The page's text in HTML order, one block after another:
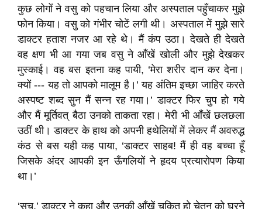
कुछ लोगों ने वसु को पहचान लिया और अस्पताल पहुँचाकर मुझे
फोन किया। वसु को गंभीर चोटें लगी थी। अस्पताल में मुझे सारे
डाक्टर हताश नजर आ रहे थे। मैं कंप उठा। देखते ही देखते
वह क्षण भी आ गया जब वसु ने आँखें खोली और मुझे देखकर
मुस्काई। वह बस इतना कह पायी, ‘मेरा शरीर दान कर देना।
क्यों --- यह तो आपको मालूम है।’ यह अंतिम इच्छा जाहिर करते
अस्पष्ट शब्द सुन मैं सन्न रह गया।’ डाक्टर फिर चुप हो गये
और मैं मूर्तिवत् बैठा उनको ताकता रहा। मेरी भी आँखें छलछला
उठीं थी। डाक्टर के हाथ को अपनी हथेलियों में लेकर मैं अवरुद्ध
कंठ से बस यही कह पाया, ‘डाक्टर साहब! मैं ही वह बच्चा हूँ
जिसके अंदर आपकी इन ऊँगलियों ने हृदय प्रत्यारोपण किया
था।’
‘सच,’ डाक्टर ने कहा और उनकी आँखें चकित हो चेतन को घूरने